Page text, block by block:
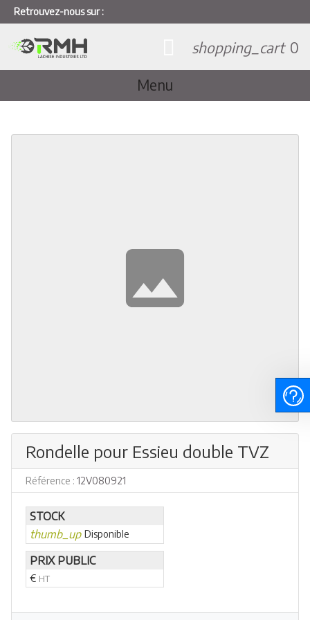
Retrouvez-nous sur :
Menu
shopping_cart 0
Rondelle pour Essieu double TVZ
Référence : 12V080921
STOCK
thumb_up Disponible
PRIX PUBLIC
€ HT